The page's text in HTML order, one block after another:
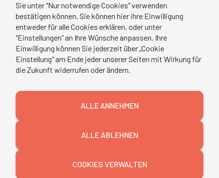
mibeg
Recht und Steuern
Sie unter "Nur notwendige Cookies" verwenden
bestätigen können. Sie können hier ihre Einwilligung
entweder für alle Cookies erklären, oder unter
"Einstellungen“ an Ihre Wünsche anpassen. Ihre
Einwilligung können Sie jederzeit über „Cookie
Einstellung“ am Ende jeder unserer Seiten mit Wirkung für
die Zukunft widerrufen oder ändern.
ALLE ANNEHMEN
ALLE ABLEHNEN
COOKIES VERWALTEN